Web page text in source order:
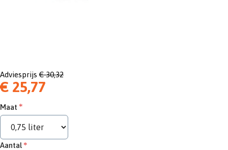
Adviesprijs € 30,32
€ 25,77
Maat
Aantal